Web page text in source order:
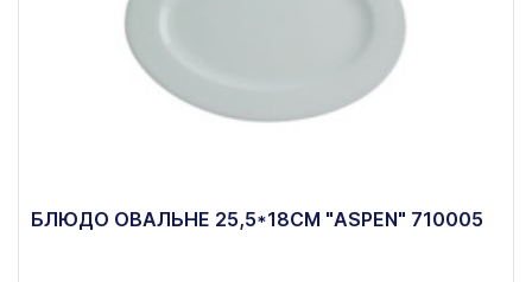
БЛЮДО ОВАЛЬНЕ 25,5*18СМ "ASPEN" 710005